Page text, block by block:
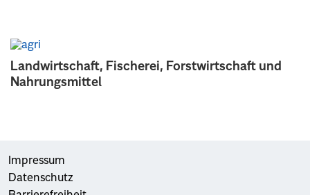
Landwirtschaft, Fischerei, Forstwirtschaft und
Nahrungsmittel
Impressum
Datenschutz